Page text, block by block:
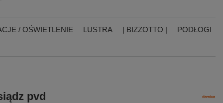
/ OŚWIETLENIE LUSTRA | BIZZOTTO |
PODŁOGI
pvd